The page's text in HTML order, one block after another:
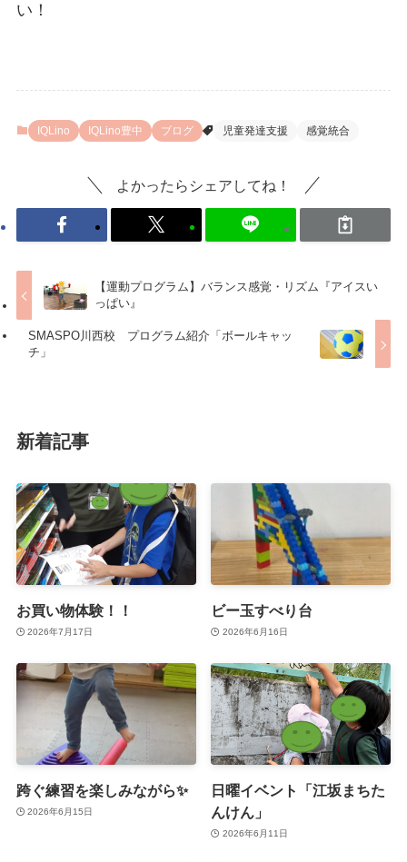
い！
IQLino IQLino豊中 ブログ 児童発達支援 感覚統合
よかったらシェアしてね！
【運動プログラム】バランス感覚・リズム『アイスい
っぱい』
SMASPO川西校 プログラム紹介「ボールキャッ
チ」
新着記事
お買い物体験！！
2026年7月17日
ビー玉すべり台
2026年6月16日
跨ぐ練習を楽しみながら✨
2026年6月15日
日曜イベント「江坂まちた
んけん」
2026年6月11日